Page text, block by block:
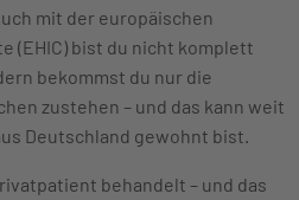
mit der europäischen
(EHIC) bist du nicht komplett
bekommst du nur die
zustehen – und das kann weit
Deutschland gewohnt bist.
behandelt – und das